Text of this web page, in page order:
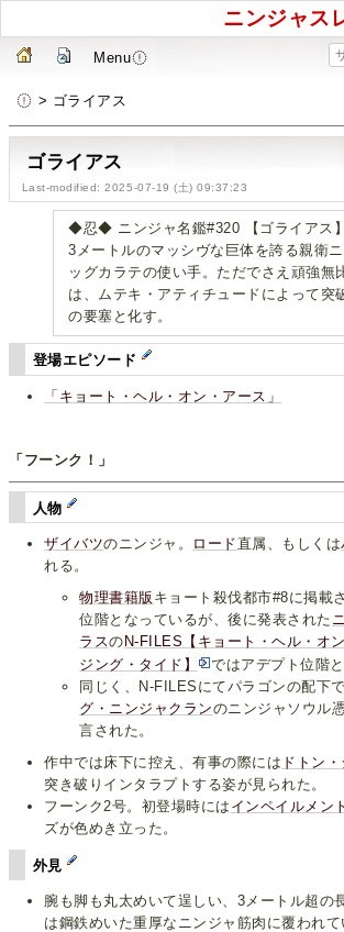
ニンジャス
Menu
> ゴライアス
ゴライアス
Last-modified: 2025-07-19 (土) 09:37:23
◆忍◆ ニンジャ名鑑#320 【ゴライア
3メートルのマッシヴな巨体を誇る親衛
ッグカラテの使い手。ただでさえ頑強無
は、ムテキ・アティチュードによって突
の要塞と化す。
登場エピソード
「キョート・ヘル・オン・アース」
「フーンク！」
人物
ザイバツのニンジャ。 ロード直属、もしくは
れる。
物理書籍版 キョート殺伐都市#8に掲載
位階となっているが、後に発表された
ラスの N-FILES【キョート・ヘル・オ
ジング・タイド】
ではアデプト位階
同じく、N-FILESにてパラゴンの配下
グ・ニンジャクランのニンジャソウル
言された。
作中では床下に控え、有事の際には ドトン
突き破りインタラプトする姿が見られた。
フーンク2号。初登場時には インペイルメント
ズが色めき立った。
外見
腕も脚も丸太めいて逞しい、3メートル超の
は鋼鉄めいた重厚なニンジャ筋肉に覆われて